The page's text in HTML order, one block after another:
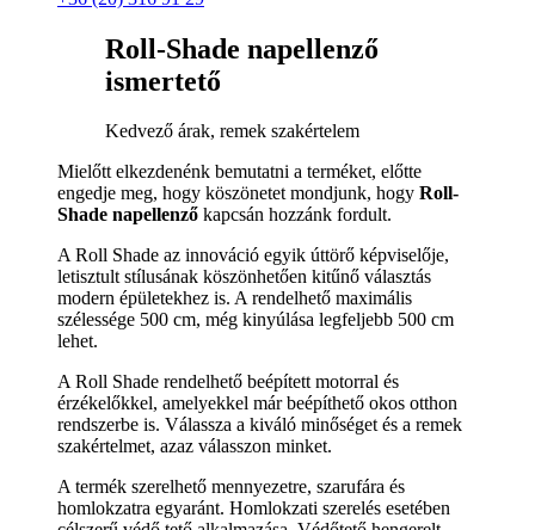
Roll-Shade napellenző
ismertető
Kedvező árak, remek szakértelem
Mielőtt elkezdenénk bemutatni a terméket, előtte
engedje meg, hogy köszönetet mondjunk, hogy Roll-
Shade napellenző kapcsán hozzánk fordult.
A Roll Shade az innováció egyik úttörő képviselője,
letisztult stílusának köszönhetően kitűnő választás
modern épületekhez is. A rendelhető maximális
szélessége 500 cm, még kinyúlása legfeljebb 500 cm
lehet.
A Roll Shade rendelhető beépített motorral és
érzékelőkkel, amelyekkel már beépíthető okos otthon
rendszerbe is. Válassza a kiváló minőséget és a remek
szakértelmet, azaz válasszon minket.
A termék szerelhető mennyezetre, szarufára és
homlokzatra egyaránt. Homlokzati szerelés esetében